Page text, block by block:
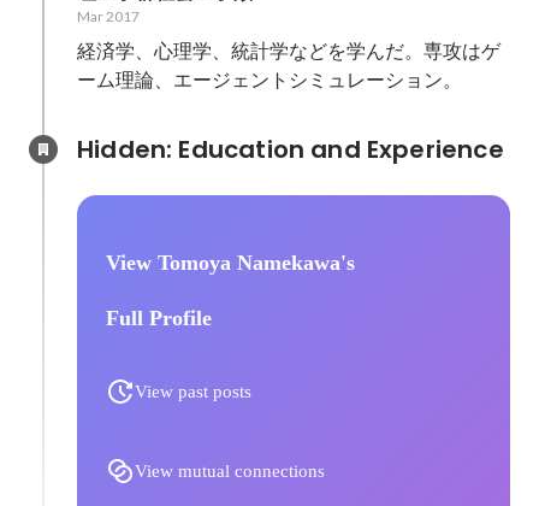
Mar 2017
経済学、心理学、統計学などを学んだ。専攻はゲ
ーム理論、エージェントシミュレーション。
View Tomoya Namekawa's
Full Profile
View past posts
View mutual connections